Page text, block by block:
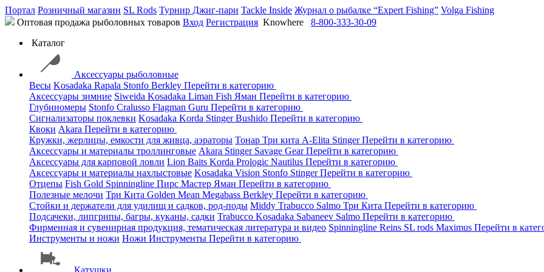
Портал Розничный магазин SL Rods Турнир Джиг-пари Tackle Inside Журнал о рыбалке “Expert Fishing” Volga Fishing
Оптовая продажа рыболовных товаров Вход Регистрация Knowhere
8-800-333-30-09
Каталог
Аксессуары рыболовные
Весы Kosadaka Rapala Stonfo Berkley Перейти в категорию
Аксессуары зимние Siweida Kosadaka Liman Fish Яман Перейти в категорию
Глубиномеры Stonfo Cralusso Flagman Guru Перейти в категорию
Сигнализаторы поклевки Kosadaka Korda StingerBushido Перейти в категорию
Квоки Akara Перейти в категорию
Кружки, жерлицы, емкости для живца, аэраторы Тонар Три кита A-Elita StingerПерейти в категорию
Аксессуары и материалы троллинговые Akara Stinger Savage GearПерейти в категорию
Аксессуары для карповой ловли Lion Baits Korda Prologic Nautilus Перейти в категорию
Аксессуары и материалы нахлыстовые Kosadaka Vision Stonfo StingerПерейти в категорию
Отцепы Fish Gold Spinningline Пирс Мастер Яман Перейти в категорию
Полезные мелочи Три Кита Golden Mean Megabass Berkley Перейти в категорию
Стойки и держатели для удилищ и садков, род-поды Middy Trabucco Salmo Три Кита Перейти в категорию
Подсачеки, липгрипы, багры, куканы, садки Trabucco Kosadaka Sabaneev Salmo Перейти в категорию
Фирменная и сувенирная продукция, тематическая литература и видео Spinningline Reins SL rods Maximus Перейти в
Инструменты и ножи Ножи Инструменты Перейти в категорию
Катушки